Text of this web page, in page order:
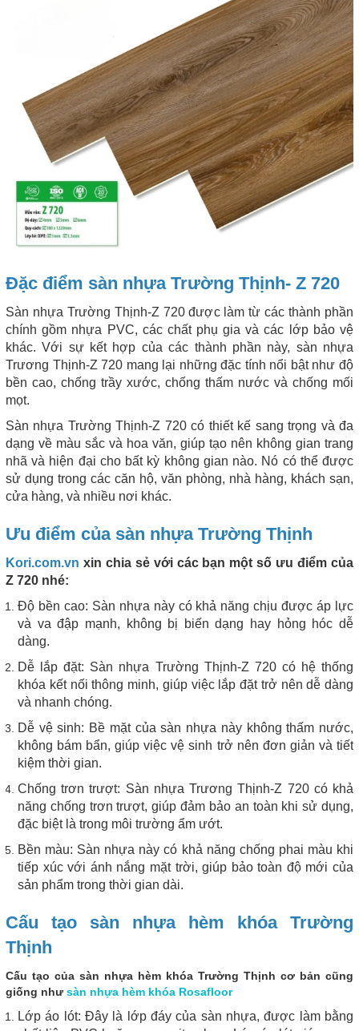
Đặc điểm sàn nhựa Trường Thịnh- Z 720
Sàn nhựa Trường Thịnh-Z 720 được làm từ các thành phần
chính gồm nhựa PVC, các chất phụ gia và các lớp bảo vệ
khác. Với sự kết hợp của các thành phần này, sàn nhựa
Trương Thịnh-Z 720 mang lại những đặc tính nổi bật như độ
bền cao, chống trầy xước, chống thấm nước và chống mối
mọt.
Sàn nhựa Trường Thịnh-Z 720 có thiết kế sang trọng và đa
dạng về màu sắc và hoa văn, giúp tạo nên không gian trang
nhã và hiện đại cho bất kỳ không gian nào. Nó có thể được
sử dụng trong các căn hộ, văn phòng, nhà hàng, khách sạn,
cửa hàng, và nhiều nơi khác.
Ưu điểm của sàn nhựa Trường Thịnh
Kori.com.vn xin chia sẻ với các bạn một số ưu điểm của
Z 720 nhé:
Độ bền cao: Sàn nhựa này có khả năng chịu được áp lực
và va đập mạnh, không bị biến dạng hay hỏng hóc dễ
dàng.
Dễ lắp đặt: Sàn nhựa Trường Thịnh-Z 720 có hệ thống
khóa kết nối thông minh, giúp việc lắp đặt trở nên dễ dàng
và nhanh chóng.
Dễ vệ sinh: Bề mặt của sàn nhựa này không thấm nước,
không bám bẩn, giúp việc vệ sinh trở nên đơn giản và tiết
kiệm thời gian.
Chống trơn trượt: Sàn nhựa Trương Thịnh-Z 720 có khả
năng chống trơn trượt, giúp đảm bảo an toàn khi sử dụng,
đặc biệt là trong môi trường ẩm ướt.
Bền màu: Sàn nhựa này có khả năng chống phai màu khi
tiếp xúc với ánh nắng mặt trời, giúp bảo toàn độ mới của
sản phẩm trong thời gian dài.
Cấu tạo sàn nhựa hèm khóa Trường
Thịnh
Cấu tạo của sàn nhựa hèm khóa Trường Thịnh cơ bản cũng
giống như sàn nhựa hèm khóa Rosafloor
Lớp áo lót: Đây là lớp đáy của sàn nhựa, được làm bằng